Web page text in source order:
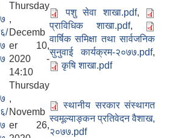
७
६/
७
७
Thursday
,
Decemb
er 10,
2020 -
14:10
पशु सेवा शाखा.pdf,
प्राविधिक शाखा.pdf,
वार्षिक समिक्षा तथा सार्वजनिक
सुनुवाई कार्यक्रम-२०७७.pdf,
कृषि शाखा.pdf
७
६/
७
Thursday
,
Novemb
er 26,
स्थानीय सरकार संस्थागत
स्वमूल्याङ्कन प्रतिवेदन वैशाख,
२०७७.pdf